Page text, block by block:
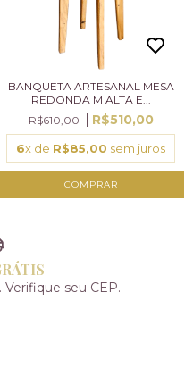
BANQUETA ARTESANAL MESA
REDONDA M ALTA E...
R$610,00
R$510,00
6x de R$85,00 sem juros
Verifique seu CEP.